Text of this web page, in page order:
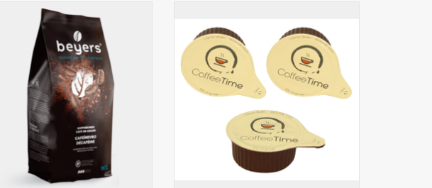
Beyers Decaf 1kg grains de café
AJOUTER AU PANIER
AJOUTER AU PANIER